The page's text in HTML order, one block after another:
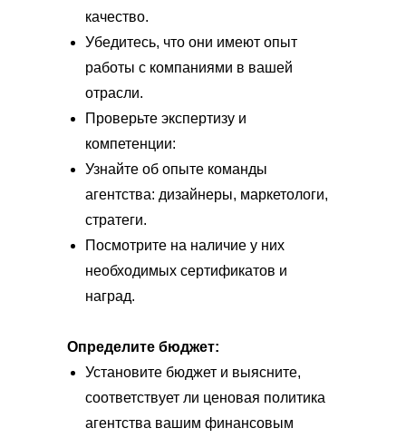
качество.
Убедитесь, что они имеют опыт
работы с компаниями в вашей
отрасли.
Проверьте экспертизу и
компетенции:
Узнайте об опыте команды
агентства: дизайнеры, маркетологи,
стратеги.
Посмотрите на наличие у них
необходимых сертификатов и
наград.
Определите бюджет:
Установите бюджет и выясните,
соответствует ли ценовая политика
агентства вашим финансовым